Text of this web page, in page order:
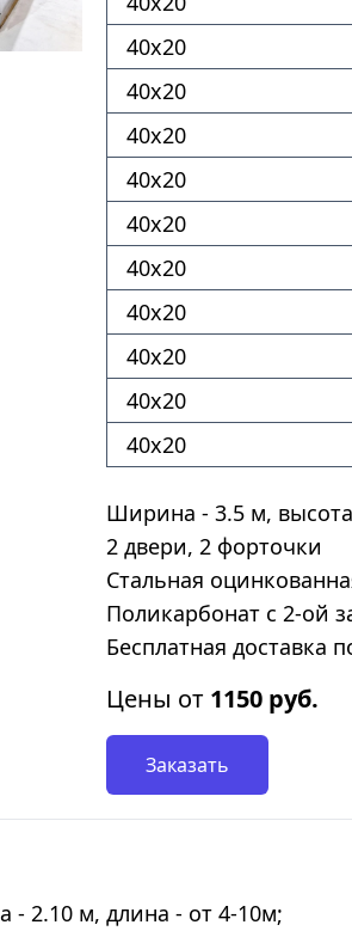
40х20
40х20
40х20
40х20
40х20
40х20
40х20
40х20
40х20
40х20
Ширина - 3.5 м,
2 двери, 2 форточки
Стальная
Поликарбонат с 2-ой
Бесплатная доставка
Цены от 1150 руб.
Заказать
2.10 м, длина - от 4-10м;